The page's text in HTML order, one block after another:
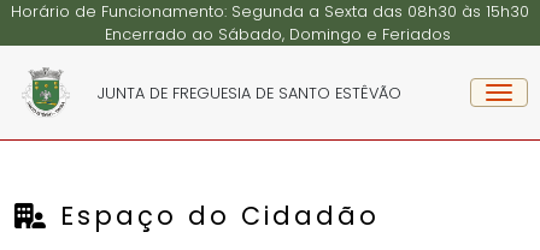
Página não existente
Horário de Funcionamento: Segunda a Sexta das 08h30 às 15h30
Encerrado ao Sábado, Domingo e Feriados
JUNTA DE FREGUESIA DE SANTO ESTÊVÃO
Espaço do Cidadão